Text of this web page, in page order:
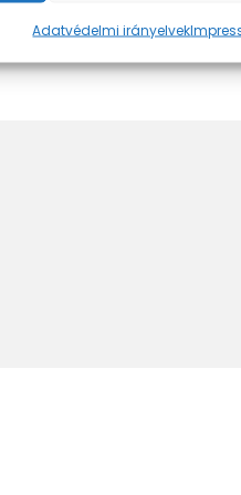
Adatvédelmi irányelvek